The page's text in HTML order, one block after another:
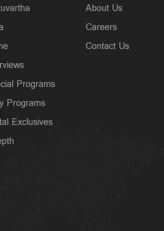
അവധി
Programs
Programs
Exclusives
About Us
Careers
Contact Us